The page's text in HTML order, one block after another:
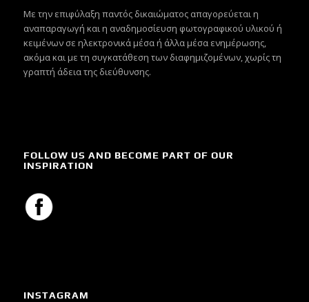
Mε την επιφύλαξη παντός δικαιώματος απαγορεύεται η
αναπαραγωγή και η αναδημοσίευση φωτογραφικού υλικού ή
κειμένων σε ηλεκτρονικά μέσα ή άλλα μέσα ενημέρωσης,
ακόμα και με τη συγκατάθεση των διαφημιζομένων, χωρίς τη
γραπτή άδεια της διεύθυνσης.
FOLLOW US AND BECOME PART OF OUR
INSPIRATION
INSTAGRAM